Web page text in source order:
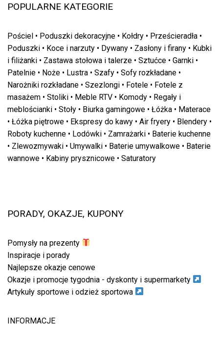
POPULARNE KATEGORIE
Pościel • Poduszki dekoracyjne • Kołdry • Prześcieradła •
Poduszki • Koce i narzuty • Dywany • Zasłony i firany • Kubki
i filiżanki • Zastawa stołowa i talerze • Sztućce • Garnki •
Patelnie • Noże • Lustra • Szafy • Sofy rozkładane •
Narożniki rozkładane • Szezlongi • Fotele • Fotele z
masażem • Stoliki • Meble RTV • Komody • Regały i
meblościanki • Stoły • Biurka gamingowe • Łóżka • Materace
• Łóżka piętrowe • Ekspresy do kawy • Air fryery • Blendery •
Roboty kuchenne • Lodówki • Zamrażarki • Baterie kuchenne
• Zlewozmywaki • Umywalki • Baterie umywalkowe • Baterie
wannowe • Kabiny prysznicowe • Saturatory
PORADY, OKAZJE, KUPONY
Pomysły na prezenty
Inspiracje i porady
Najlepsze okazje cenowe
Okazje i promocje tygodnia - dyskonty i supermarkety
Artykuły sportowe i odzież sportowa
INFORMACJE